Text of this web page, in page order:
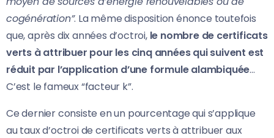
cogénération”. La même disposition énonce toutefois
que, après dix années d’octroi, le nombre de certificats
verts à attribuer pour les cinq années qui suivent est
réduit par l’application d’une formule alambiquée…
C’est le fameux “facteur k”.
Ce dernier consiste en un pourcentage qui s’applique
au taux d’octroi de certificats verts à attribuer aux